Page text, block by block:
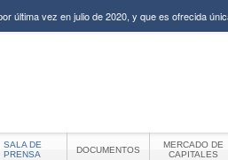
última vez en julio de 2020, y que es ofrecida
SALA DE
PRENSA
DOCUMENTOS
MERCADO DE
CAPITALES